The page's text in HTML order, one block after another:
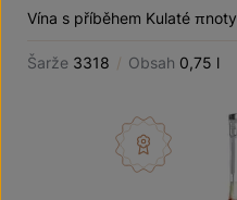
Vína s příběhem Kulaté πnoty
Šarže 3318 / Obsah 0,75 l